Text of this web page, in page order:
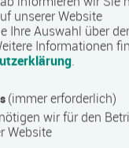
IHK -
- 16.08.2026
Learning
unserer Website
Ihre Auswahl über
Informationen
.
(immer erforderlich)
wir für den
Website